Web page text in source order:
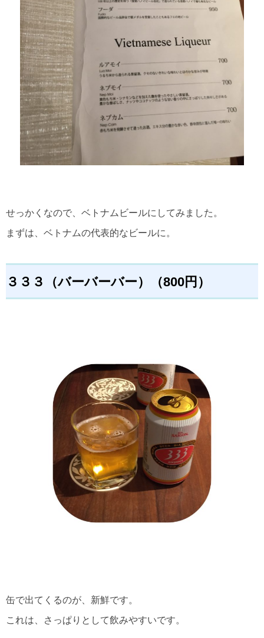
せっかくなので、ベトナムビールにしてみました。
まずは、ベトナムの代表的なビールに。
３３３（バーバーバー）（800円）
缶で出てくるのが、新鮮です。
これは、さっぱりとして飲みやすいです。